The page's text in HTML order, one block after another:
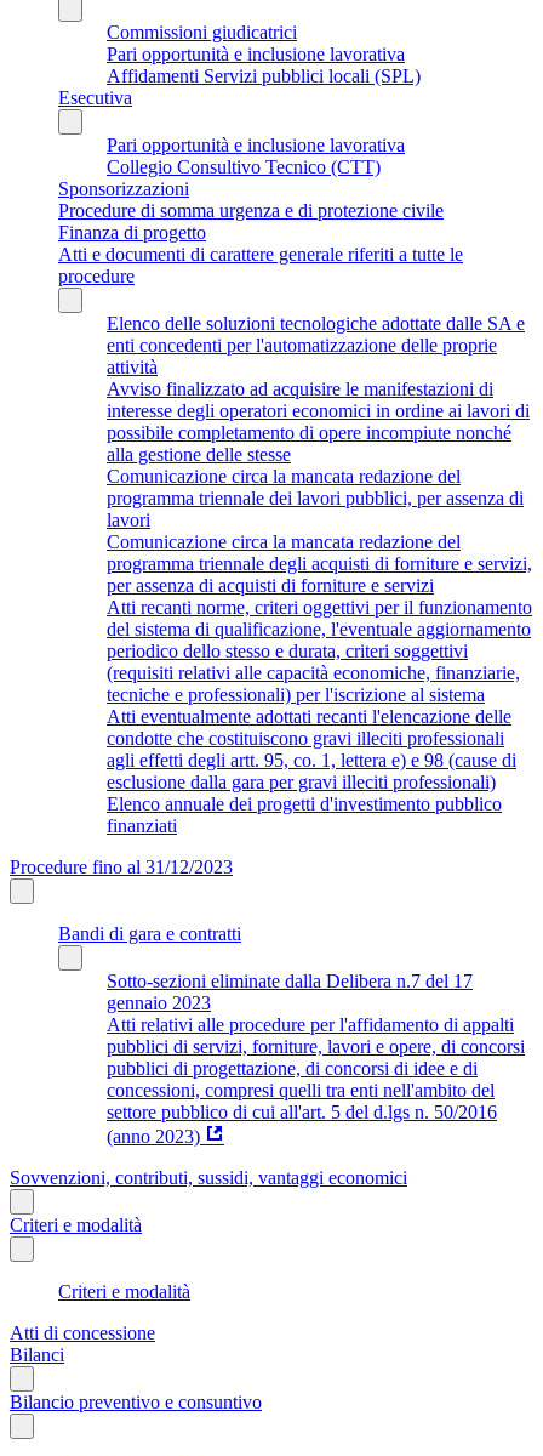
Commissioni giudicatrici
Pari opportunità e inclusione lavorativa
Affidamenti Servizi pubblici locali (SPL)
Esecutiva
Pari opportunità e inclusione lavorativa
Collegio Consultivo Tecnico (CTT)
Sponsorizzazioni
Procedure di somma urgenza e di protezione civile
Finanza di progetto
Atti e documenti di carattere generale riferiti a tutte le
procedure
Elenco delle soluzioni tecnologiche adottate dalle SA e
enti concedenti per l'automatizzazione delle proprie
attività
Avviso finalizzato ad acquisire le manifestazioni di
interesse degli operatori economici in ordine ai lavori di
possibile completamento di opere incompiute nonché
alla gestione delle stesse
Comunicazione circa la mancata redazione del
programma triennale dei lavori pubblici, per assenza di
lavori
Comunicazione circa la mancata redazione del
programma triennale degli acquisti di forniture e servizi,
per assenza di acquisti di forniture e servizi
Atti recanti norme, criteri oggettivi per il funzionamento
del sistema di qualificazione, l'eventuale aggiornamento
periodico dello stesso e durata, criteri soggettivi
(requisiti relativi alle capacità economiche, finanziarie,
tecniche e professionali) per l'iscrizione al sistema
Atti eventualmente adottati recanti l'elencazione delle
condotte che costituiscono gravi illeciti professionali
agli effetti degli artt. 95, co. 1, lettera e) e 98 (cause di
esclusione dalla gara per gravi illeciti professionali)
Elenco annuale dei progetti d'investimento pubblico
finanziati
Procedure fino al 31/12/2023
Bandi di gara e contratti
Sotto-sezioni eliminate dalla Delibera n.7 del 17
gennaio 2023
Atti relativi alle procedure per l'affidamento di appalti
pubblici di servizi, forniture, lavori e opere, di concorsi
pubblici di progettazione, di concorsi di idee e di
concessioni, compresi quelli tra enti nell'ambito del
settore pubblico di cui all'art. 5 del d.lgs n. 50/2016
(anno 2023)
Sovvenzioni, contributi, sussidi, vantaggi economici
Criteri e modalità
Criteri e modalità
Atti di concessione
Bilanci
Bilancio preventivo e consuntivo